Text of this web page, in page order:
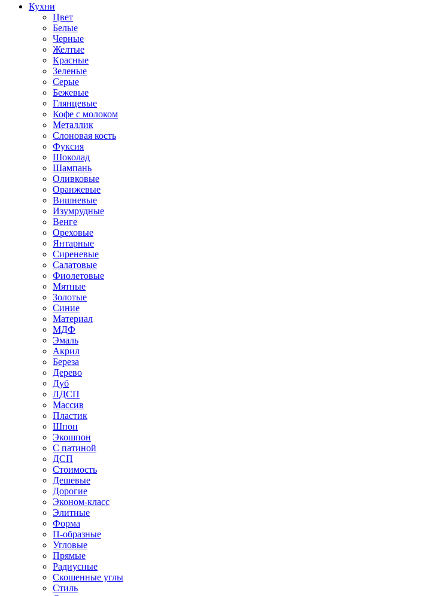
Кухни
Цвет
Белые
Черные
Желтые
Красные
Зеленые
Серые
Бежевые
Глянцевые
Кофе с молоком
Металлик
Слоновая кость
Фуксия
Шоколад
Шампань
Оливковые
Оранжевые
Вишневые
Изумрудные
Венге
Ореховые
Янтарные
Сиреневые
Салатовые
Фиолетовые
Мятные
Золотые
Синие
Материал
МДФ
Эмаль
Акрил
Береза
Дерево
Дуб
ЛДСП
Массив
Пластик
Шпон
Экошпон
С патиной
ДСП
Стоимость
Дешевые
Дорогие
Эконом-класс
Элитные
Форма
П-образные
Угловые
Прямые
Радиусные
Скошенные углы
Стиль